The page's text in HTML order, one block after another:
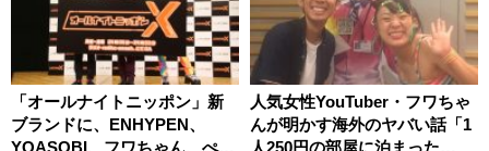
「オールナイトニッポン」新
ブランドに、ENHYPEN、
YOASOBI、フワちゃん、ぺこ
人気女性YouTuber・フワちゃ
んが明かす海外のヤバい話「1
人250円の部屋に泊まった